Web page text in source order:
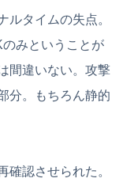
ルタイムの失点。
みということが
間違いない。攻撃
分。もちろん静的
確認させられた。